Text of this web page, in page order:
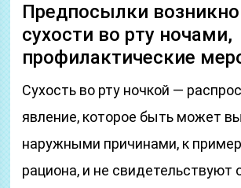
Предпосылки
сухости во рту ночами,
профилактические
Сухость во рту ночкой —
явление, которое быть может
наружными причинами, к
рациона, и не свидетельствуют